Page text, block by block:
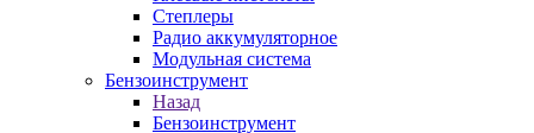
Степлеры
Радио аккумуляторное
Модульная система
Бензоинструмент
Назад
Бензоинструмент